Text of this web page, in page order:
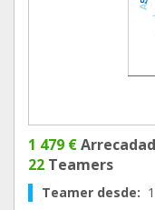
1 479 €
22 Teamers
Teamer desde: